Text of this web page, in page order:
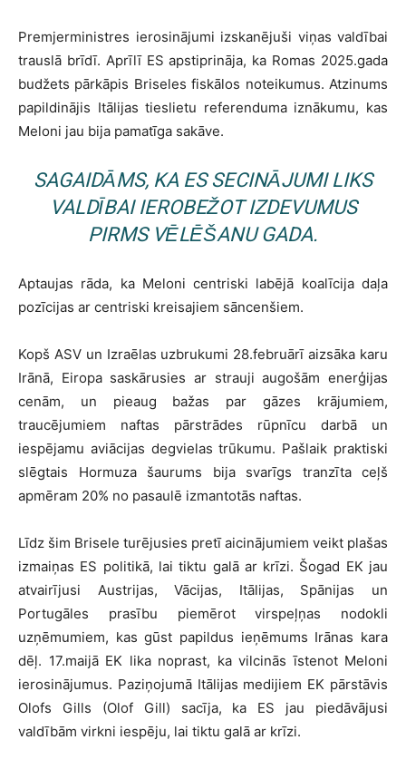
Premjerministres ierosinājumi izskanējuši viņas valdībai
trauslā brīdī. Aprīlī ES apstiprināja, ka Romas 2025.gada
budžets pārkāpis Briseles fiskālos noteikumus. Atzinums
papildinājis Itālijas tieslietu referenduma iznākumu, kas
Meloni jau bija pamatīga sakāve.
SAGAIDĀMS, KA ES SECINĀJUMI LIKS
VALDĪBAI IEROBEŽOT IZDEVUMUS
PIRMS VĒLĒŠANU GADA.
Aptaujas rāda, ka Meloni centriski labējā koalīcija daļa
pozīcijas ar centriski kreisajiem sāncenšiem.
Kopš ASV un Izraēlas uzbrukumi 28.februārī aizsāka karu
Irānā, Eiropa saskārusies ar strauji augošām enerģijas
cenām, un pieaug bažas par gāzes krājumiem,
traucējumiem naftas pārstrādes rūpnīcu darbā un
iespējamu aviācijas degvielas trūkumu. Pašlaik praktiski
slēgtais Hormuza šaurums bija svarīgs tranzīta ceļš
apmēram 20% no pasaulē izmantotās naftas.
Līdz šim Brisele turējusies pretī aicinājumiem veikt plašas
izmaiņas ES politikā, lai tiktu galā ar krīzi. Šogad EK jau
atvairījusi Austrijas, Vācijas, Itālijas, Spānijas un
Portugāles prasību piemērot virspeļņas nodokli
uzņēmumiem, kas gūst papildus ieņēmums Irānas kara
dēļ. 17.maijā EK lika noprast, ka vilcinās īstenot Meloni
ierosinājumus. Paziņojumā Itālijas medijiem EK pārstāvis
Olofs Gills (Olof Gill) sacīja, ka ES jau piedāvājusi
valdībām virkni iespēju, lai tiktu galā ar krīzi.